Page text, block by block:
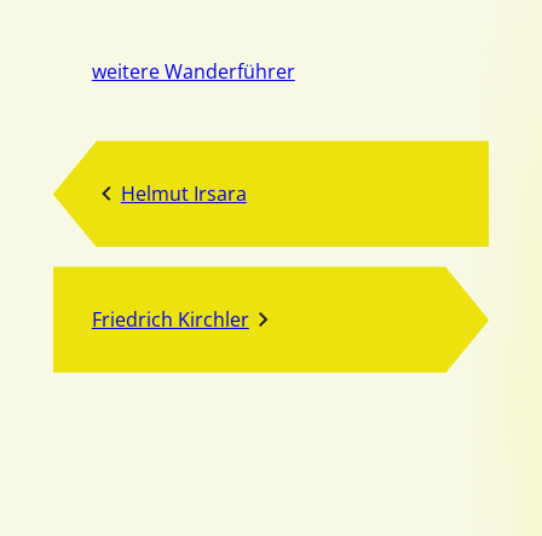
Helmut Irsara
weitere Wanderführer
Friedrich Kirchler